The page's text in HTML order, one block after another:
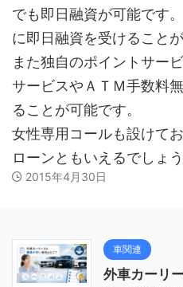
でも即日融資が可能です
に即日融資を受けること
また独自のポイントサー
サービスやＡＴＭ手数料
ることが可能です。
女性専用コールも設けて
ローンともいえるでしょう
2015年4月30日
車関連
外車カーリ